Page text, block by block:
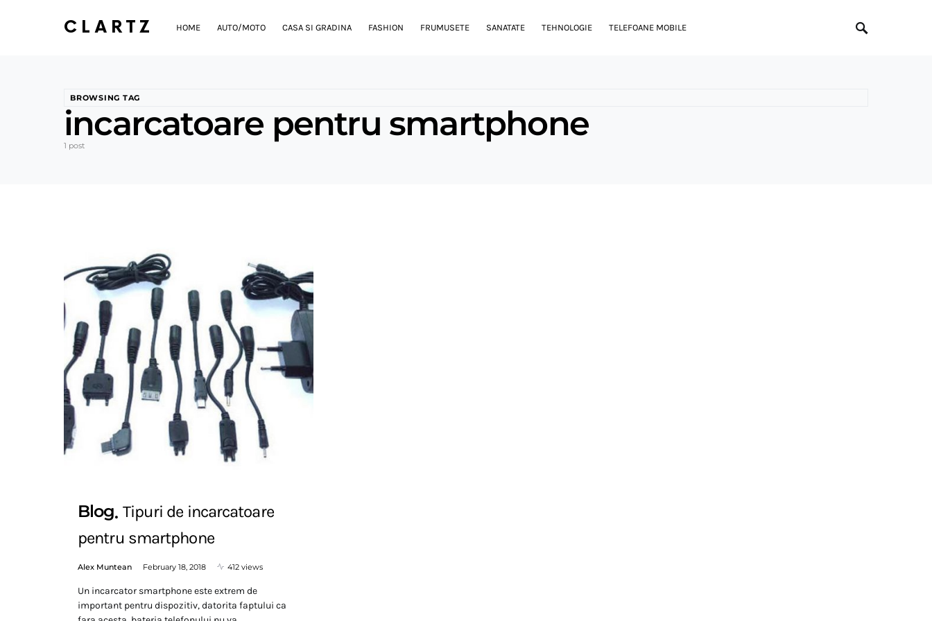
CLARTZ HOME AUTO/MOTO CASA SI GRADINA FASHION FRUMUSETE SANATATE TEHNOLOGIE TELEFOANE MOBILE
BROWSING TAG
incarcatoare pentru smartphone
1 post
Blog Tipuri de incarcatoare
pentru smartphone
Alex Muntean February 18, 2018 412 views
Un incarcator smartphone este extrem de
important pentru dispozitiv, datorita faptului ca